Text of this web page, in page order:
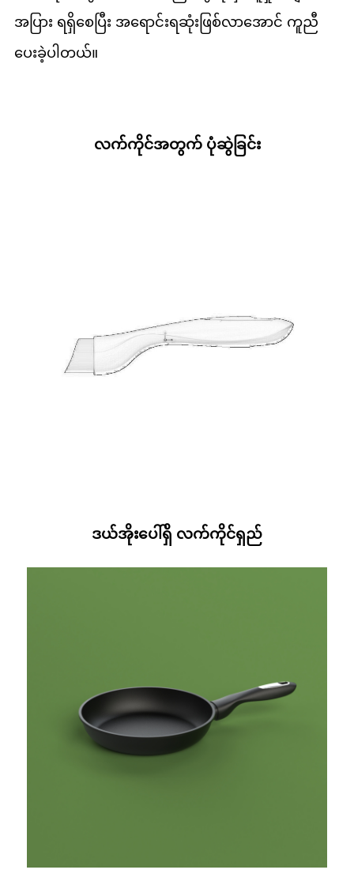
အပြား ရရှိစေပြီး အရောင်းရဆုံးဖြစ်လာအောင် ကူညီ
ပေးခဲ့ပါတယ်။
လက်ကိုင်အတွက် ပုံဆွဲခြင်း
ဒယ်အိုးပေါ်ရှိ လက်ကိုင်ရှည်